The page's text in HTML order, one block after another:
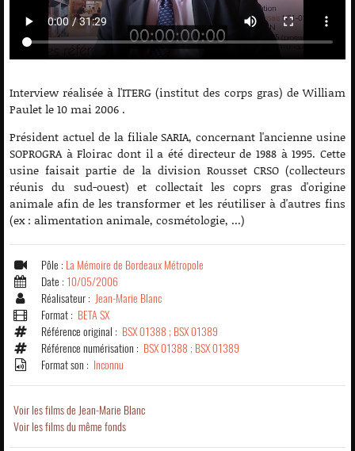
Interview réalisée à l'ITERG (institut des corps gras) de William
Paulet le 10 mai 2006 .
Président actuel de la filiale SARIA, concernant l'ancienne usine
SOPROGRA à Floirac dont il a été directeur de 1988 à 1995. Cette
usine faisait partie de la division Rousset CRSO (collecteurs
réunis du sud-ouest) et collectait les coprs gras d'origine
animale afin de les transformer et les réutiliser à d'autres fins
(ex : alimentation animale, cosmétologie, ...)
Pôle : La Mémoire de Bordeaux Métropole
Date : 10/05/2006
Réalisateur : Jean-Marie Blanc
Format : BETA SX
Référence original : BSX 01388 ; BSX 01389
Référence numérisation : BSX 01388 ; BSX 01389
Format son : Inconnu
Voir les films de Jean-Marie Blanc
Voir les films du même fonds